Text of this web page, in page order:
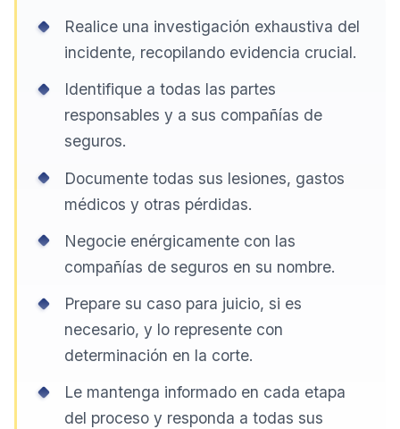
Realice una investigación exhaustiva del
incidente, recopilando evidencia crucial.
Identifique a todas las partes
responsables y a sus compañías de
seguros.
Documente todas sus lesiones, gastos
médicos y otras pérdidas.
Negocie enérgicamente con las
compañías de seguros en su nombre.
Prepare su caso para juicio, si es
necesario, y lo represente con
determinación en la corte.
Le mantenga informado en cada etapa
del proceso y responda a todas sus